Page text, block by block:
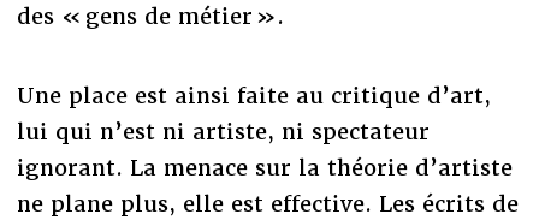
des « gens de métier ».
Une place est ainsi faite au critique d’art,
lui qui n’est ni artiste, ni spectateur
ignorant. La menace sur la théorie d’artiste
ne plane plus, elle est effective. Les écrits de